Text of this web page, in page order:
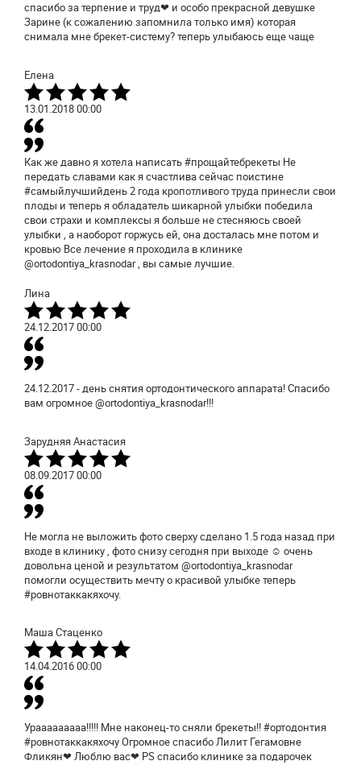
спасибо за терпение и труд❤ и особо прекрасной девушке
Зарине (к сожалению запомнила только имя) которая
снимала мне брекет-систему? теперь улыбаюсь еще чаще
Елена
13.01.201800:00
Как же давно я хотела написать #прощайтебрекеты Не
передать славами как я счастлива сейчас поистине
#самыйлучшийдень 2 года кропотливого труда принесли свои
плоды и теперь я обладатель шикарной улыбки победила
свои страхи и комплексы я больше не стесняюсь своей
улыбки , а наоборот горжусь ей, она досталась мне потом и
кровью Все лечение я проходила в клинике
@ortodontiya_krasnodar , вы самые лучшие.
Лина
24.12.201700:00
24.12.2017 - день снятия ортодонтического аппарата! Спасибо
вам огромное @ortodontiya_krasnodar!!!
Зарудняя Анастасия
08.09.201700:00
Не могла не выложить фото сверху сделано 1.5 года назад при
входе в клинику , фото снизу сегодня при выходе ☺ очень
довольна ценой и результатом @ortodontiya_krasnodar
помогли осуществить мечту о красивой улыбке теперь
#ровнотаккакяхочу.
Маша Стаценко
14.04.201600:00
Урааааааааа!!!!! Мне наконец-то сняли брекеты!! #ортодонтия
#ровнотаккакяхочу Огромное спасибо Лилит Гегамовне
Фликян❤ Люблю вас❤ PS спасибо клинике за подарочек